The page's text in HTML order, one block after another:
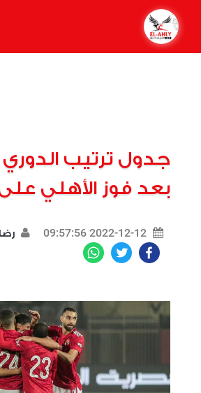
جدول ترتيب
بعد فوز الأهلي على
2022-12-12 09:57:56
Facebook
Twitter